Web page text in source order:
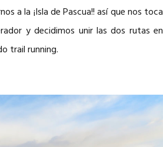
a la ¡Isla de Pascua!! así que nos toca
y decidimos unir las dos rutas en
trail running.